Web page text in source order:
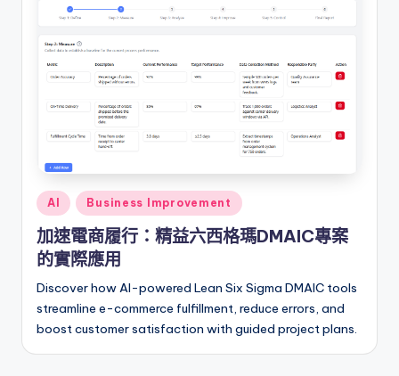
si
g
h
t
s
&
Posted
in
AI Business Improvement
加速電商履行：精益六西格瑪DMAIC專案
的實際應用
Discover how AI-powered Lean Six Sigma DMAIC tools
streamline e-commerce fulfillment, reduce errors, and
boost customer satisfaction with guided project plans.